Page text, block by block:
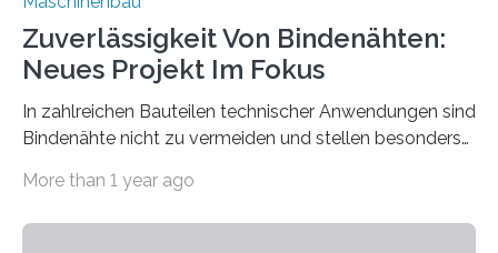
Zuverlässigkeit Von Bindenähten:
Neues Projekt Im Fokus
In zahlreichen Bauteilen technischer Anwendungen sind
Bindenähte nicht zu vermeiden und stellen besonders
Matrixmaterials eine große Herausforderung dar.
More than 1 year ago